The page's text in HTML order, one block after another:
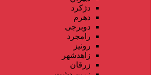
دژکرد
دهرم
دوبرجی
رامجرد
رونیز
زاهدشهر
زرقان